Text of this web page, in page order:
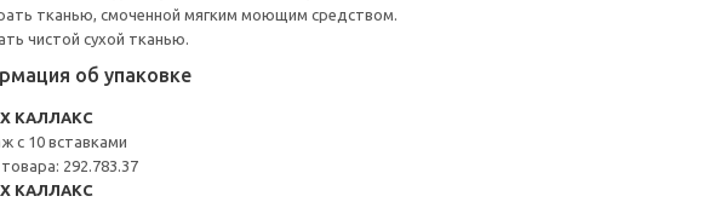
тканью, смоченной мягким моющим средством.
чистой сухой тканью.
об упаковке
КАЛЛАКС
с 10 вставками
292.783.37
КАЛЛАКС